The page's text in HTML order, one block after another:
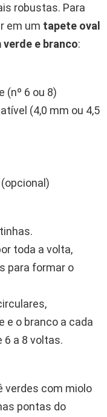
robustas. Para
em um tapete oval
e branco:
(nº 6 ou 8)
(4,0 mm ou 4,5
toda a volta,
para formar o
e o branco a cada
6 a 8 voltas.
verdes com miolo
pontas do